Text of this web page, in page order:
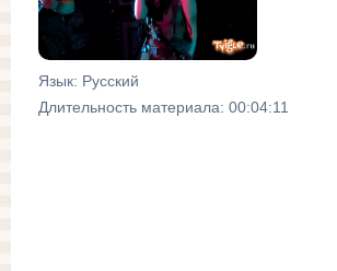
Язык: Русский
Длительность материала: 00:04:11